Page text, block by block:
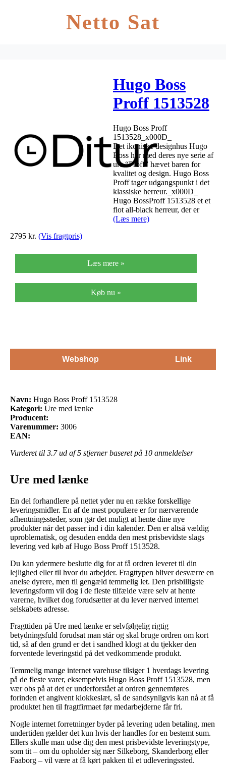
Netto Sat
Hugo Boss
Proff 1513528
Hugo Boss Proff
1513528_x000D_
Det ikoniske designhus Hugo
Boss har med deres nye serie af
ure “Proff” hævet baren for
kvalitet og design. Hugo Boss
Proff tager udgangspunkt i det
klassiske herreur._x000D_
Hugo BossProff 1513528 et et
flot all-black herreur, der er
(Læs mere)
2795 kr. (Vis fragtpris)
Læs mere »
Køb nu »
Webshop Link
Navn: Hugo Boss Proff 1513528
Kategori: Ure med lænke
Producent:
Varenummer: 3006
EAN:
Vurderet til 3.7ud af 5 stjerner baseret på 10 anmeldelser
Ure med lænke
En del forhandlere på nettet yder nu en række forskellige
leveringsmidler. En af de mest populære er for nærværende
afhentningssteder, som gør det muligt at hente dine nye
produkter når det passer ind i din kalender. Den er altså vældig
uproblematisk, og desuden endda den mest prisbevidste slags
levering ved køb af Hugo Boss Proff 1513528.
Du kan ydermere beslutte dig for at få ordren leveret til din
lejlighed eller til hvor du arbejder. Fragttypen bliver desværre en
anelse dyrere, men til gengæld temmelig let. Den prisbilligste
leveringsform vil dog i de fleste tilfælde være selv at hente
varerne, hvilket dog forudsætter at du lever nærved internet
selskabets adresse.
Fragttiden på Ure med lænke er selvfølgelig rigtig
betydningsfuld forudsat man står og skal bruge ordren om kort
tid, så af den grund er det i sandhed klogt at du tjekker den
forventede leveringstid på det vedkommende produkt.
Temmelig mange internet varehuse tilsiger 1 hverdags levering
på de fleste varer, eksempelvis Hugo Boss Proff 1513528, men
vær obs på at det er underforstået at ordren gennemføres
forinden et angivent klokkeslæt, så de sandsynligvis kan nå at få
produktet hen til fragtfirmaet før medarbejderne får fri.
Nogle internet forretninger byder på levering uden betaling, men
undertiden gælder det kun hvis der handles for en bestemt sum.
Ellers skulle man udse dig den mest prisbevidste leveringstype,
som tit – om du opholder sig nær Silkeborg, Skanderborg eller
Faaborg – vil være at få kørt pakken til et udleveringssted.